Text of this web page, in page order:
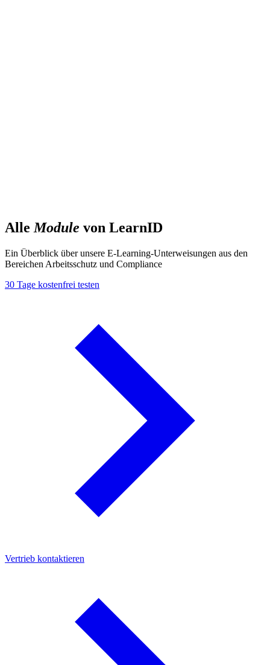
Alle Module von LearnID
Ein Überblick über unsere E-Learning-Unterweisungen aus den
Bereichen Arbeitsschutz und Compliance
30 Tage kostenfrei testen
Vertrieb kontaktieren